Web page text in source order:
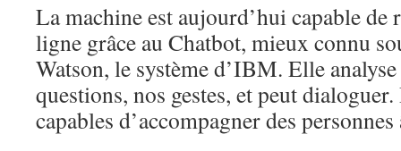
La machine est aujourd’hui capable de
ligne grâce au Chatbot, mieux connu
Watson, le système d’IBM. Elle
questions, nos gestes, et peut
capables d’accompagner des personnes